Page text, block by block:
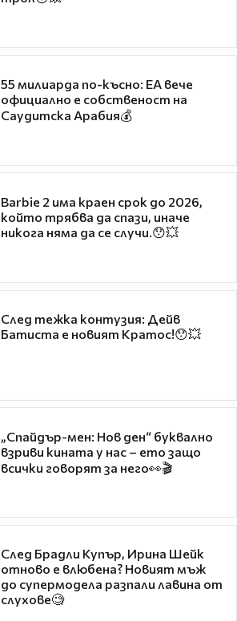
55 милиарда по-късно: EA вече
официално е собственост на
Саудитска Арабия💰
Barbie 2 има краен срок до 2026,
който трябва да спази, иначе
никога няма да се случи.😯💥
След тежка контузия: Дейв
Батиста е новият Кратос!😯💥
„Спайдър-мен: Нов ден“ буквално
взриви кината у нас – ето защо
всички говорят за него👀🎬
След Брадли Купър, Ирина Шейк
отново е влюбена? Новият мъж
до супермодела разпали лавина от
слухове🧐